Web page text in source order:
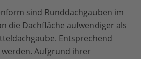
sind Runddachgauben im
die Dachfläche aufwendiger als
Entsprechend
Aufgrund ihrer